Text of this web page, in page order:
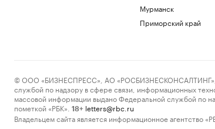
Мурманск
Приморский край
© ООО «БИЗНЕСПРЕСС», АО «РОСБИЗНЕСКОНСАЛТИНГ»,
службой по надзору в сфере связи, информационных
массовой информации выдано Федеральной службой по
пометкой «РБК».
18+ letters@rbc.ru
Владельцем сайта является информационное агентство